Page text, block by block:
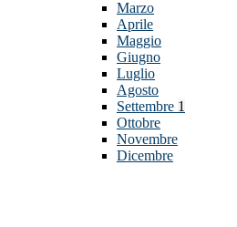
Marzo
Aprile
Maggio
Giugno
Luglio
Agosto
Settembre 1
Ottobre
Novembre
Dicembre